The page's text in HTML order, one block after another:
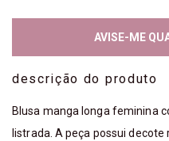
AVISE-ME
descrição do produto
Blusa manga longa feminina
listrada. A peça possui